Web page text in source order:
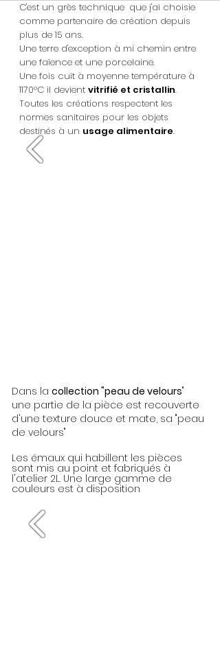
C'est un grès technique que j'ai choisie
comme partenaire de création depuis
plus de 15 ans.
Une terre d'exception à mi chemin entre
une faïence et une porcelaine.
Une fois cuit à moyenne température à
1170°C il devient vitrifié et cristallin.
Toutes les créations respectent les
normes sanitaires pour les objets
destinés à un usage alimentaire.
Dans la collection "peau de velours"
une partie de la pièce est recouverte
d'une texture douce et mate, sa "peau
de velours"
Les émaux qui habillent les pièces
sont mis au point et fabriqués à
l'atelier 2L. Une large gamme de
couleurs est à disposition